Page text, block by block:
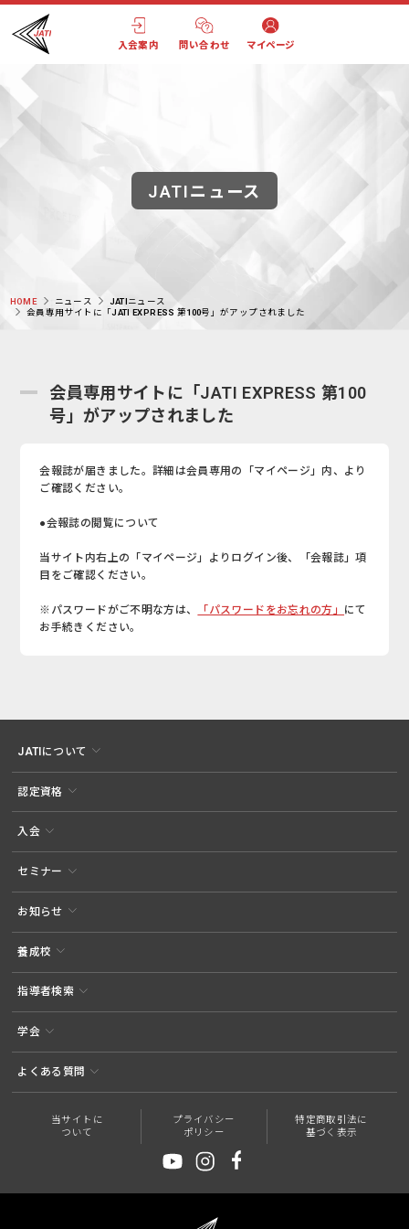
入会案内 問い合わせ マイページ
JATIニュース
HOME ニュース
JATIニュース
会員専用サイトに「JATI EXPRESS 第100号」がアップされました
会員専用サイトに「JATI EXPRESS 第100
号」がアップされました
会報誌が届きました。詳細は会員専用の「マイページ」内、より
ご確認ください。
●会報誌の閲覧について
当サイト内右上の「マイページ」よりログイン後、「会報誌」項
目をご確認ください。
※パスワードがご不明な方は、 「パスワードをお忘れの方」 にて
お手続きください。
JATIについて
認定資格
入会
セミナー
お知らせ
養成校
指導者検索
学会
よくある質問
当サイトに
ついて
プライバシー
ポリシー
特定商取引法に
基づく表示